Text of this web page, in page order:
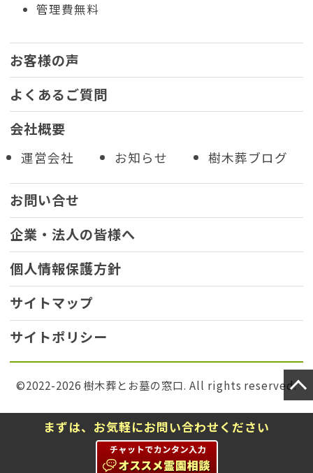
管理費無料
お客様の声
よくあるご質問
会社概要
運営会社 お知らせ 樹木葬ブログ
お問い合せ
企業・法人の皆様へ
個人情報保護方針
サイトマップ
サイトポリシー
©2022-2026 樹木葬とお墓の窓口. All rights reserved.
まずは、お気軽にお問い合わせください